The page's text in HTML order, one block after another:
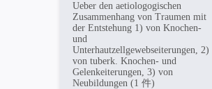
Ueber den aetiologogischen
Zusammenhang von Traumen mit
der Entstehung 1) von Knochen-
und
Unterhautzellgewebseiterungen, 2)
von tuberk. Knochen- und
Gelenkeiterungen, 3) von
Neubildungen(1 件)